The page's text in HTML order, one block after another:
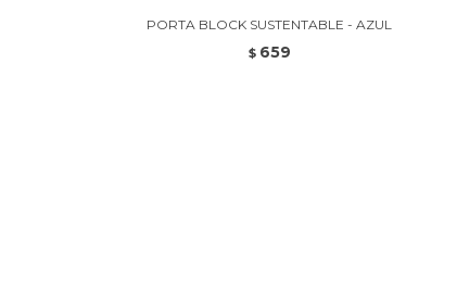
PORTA BLOCK SUSTENTABLE - AZUL
$ 659